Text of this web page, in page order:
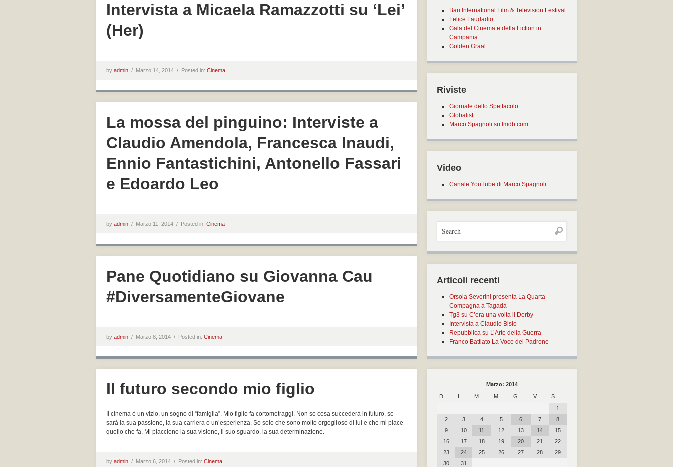
Intervista a Micaela Ramazzotti su ‘Lei’
(Her)
by admin / Marzo 14, 2014 / Posted in: Cinema
La mossa del pinguino: Interviste a
Claudio Amendola, Francesca Inaudi,
Ennio Fantastichini, Antonello Fassari
e Edoardo Leo
by admin / Marzo 11, 2014 / Posted in: Cinema
Pane Quotidiano su Giovanna Cau
#DiversamenteGiovane
by admin / Marzo 8, 2014 / Posted in: Cinema
Il futuro secondo mio figlio
Il cinema è un vizio, un sogno di “famiglia”. Mio figlio fa cortometraggi. Non so cosa succederà in futuro, se
sarà la sua passione, la sua carriera o un’esperienza. So solo che sono molto orgoglioso di lui e che mi piace
quello che fa. Mi piacciono la sua visione, il suo sguardo, la sua determinazione.
by admin / Marzo 6, 2014 / Posted in: Cinema
Bari International Film & Television Festival
Felice Laudadio
Gala del Cinema e della Fiction in
Campania
Golden Graal
Riviste
Giornale dello Spettacolo
Globalist
Marco Spagnoli su Imdb.com
Video
Canale YouTube di Marco Spagnoli
Articoli recenti
Orsola Severini presenta La Quarta
Compagna a Tagadà
Tg3 su C’era una volta il Derby
Intervista a Claudio Bisio
Repubblica su L’Arte della Guerra
Franco Battiato La Voce del Padrone
Marzo: 2014
D
L M M G V
S
1
2
3 4 5 6 7
8
9
10 11 12 13 14
15
16
17 18 19 20 21
22
23
24 25 26 27 28
29
30
31